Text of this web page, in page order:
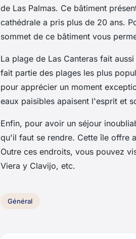
de Las Palmas. Ce bâtiment
cathédrale a pris plus de 20 ans.
sommet de ce bâtiment vous
La plage de Las Canteras fait
fait partie des plages les plus
pour apprécier un moment
eaux paisibles apaisent l'esprit et
Enfin, pour avoir un séjour
qu'il faut se rendre. Cette île offre
Outre ces endroits, vous pouvez
Viera y Clavijo, etc.
Général